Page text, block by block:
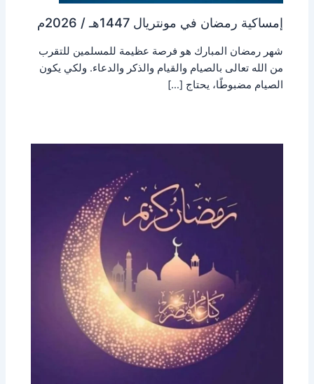
إمساكية رمضان في مونتريال 1447هـ / 2026م
شهر رمضان المبارك هو فرصة عظيمة للمسلمين للتقرب
من الله تعالى بالصيام والقيام والذكر والدعاء. ولكي يكون
الصيام مضبوطًا، يحتاج […]